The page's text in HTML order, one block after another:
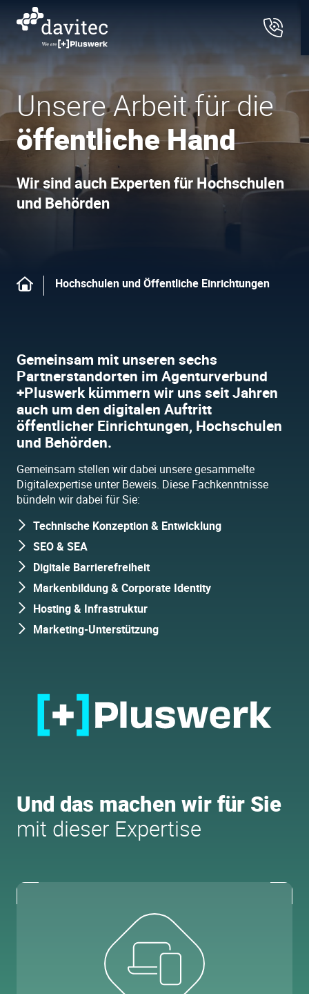
Unsere Arbeit für die
öffentliche Hand
Wir sind auch Experten für Hochschulen
und Behörden
Hochschulen und Öffentliche Einrichtungen
Gemeinsam mit unseren sechs
Partnerstandorten im Agenturverbund
+Pluswerk kümmern wir uns seit Jahren
auch um den digitalen Auftritt
öffentlicher Einrichtungen, Hochschulen
und Behörden.
Gemeinsam stellen wir dabei unsere gesammelte
Digitalexpertise unter Beweis. Diese Fachkenntnisse
bündeln wir dabei für Sie:
Technische Konzeption & Entwicklung
SEO & SEA
Digitale Barrierefreiheit
Markenbildung & Corporate Identity
Hosting & Infrastruktur
Marketing-Unterstützung
Und das machen wir für Sie
mit dieser Expertise